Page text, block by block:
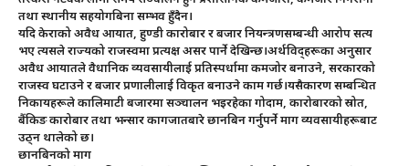
तथा स्थानीय सहयोगबिना सम्भव हुँदैन।
यदि केराको अवैध आयात, हुण्डी कारोबार र बजार नियन्त्रणसम्बन्धी आरोप सत्य
भए त्यसले राज्यको राजस्वमा प्रत्यक्ष असर पार्ने देखिन्छ।अर्थविद्हरूका अनुसार
अवैध आयातले वैधानिक व्यवसायीलाई प्रतिस्पर्धामा कमजोर बनाउने, सरकारको
राजस्व घटाउने र बजार प्रणालीलाई विकृत बनाउने काम गर्छ।यसैकारण सम्बन्धित
निकायहरूले कालिमाटी बजारमा सञ्चालन भइरहेका गोदाम, कारोबारको स्रोत,
बैंकिङ कारोबार तथा भन्सार कागजातबारे छानबिन गर्नुपर्ने माग व्यवसायीहरूबाट
उठ्न थालेको छ।
छानबिनको माग